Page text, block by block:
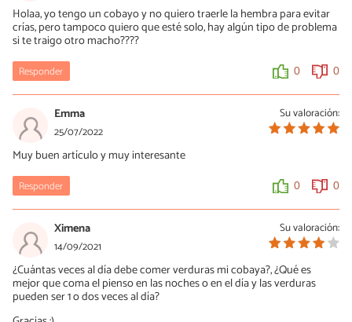
Holaa, yo tengo un cobayo y no quiero traerle la hembra para evitar
crías, pero tampoco quiero que esté solo, hay algún tipo de problema
si te traigo otro macho????
Responder 0 0
Su valoración:
Emma
25/07/2022
Muy buen artículo y muy interesante
Responder 0 0
Su valoración:
Ximena
14/09/2021
¿Cuántas veces al día debe comer verduras mi cobaya?, ¿Qué es
mejor que coma el pienso en las noches o en el día y las verduras
pueden ser 1 o dos veces al día?